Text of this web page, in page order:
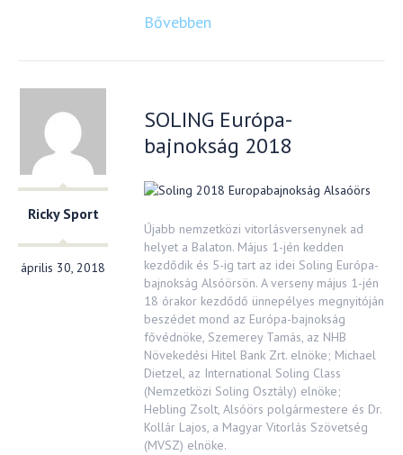
Bővebben
Ricky Sport
április 30, 2018
SOLING Európa-
bajnokság 2018
Újabb nemzetközi vitorlásversenynek ad
helyet a Balaton. Május 1-jén kedden
kezdődik és 5-ig tart az idei Soling Európa-
bajnokság Alsóörsön. A verseny május 1-jén
18 órakor kezdődő ünnepélyes megnyitóján
beszédet mond az Európa-bajnokság
fővédnöke, Szemerey Tamás, az NHB
Növekedési Hitel Bank Zrt. elnöke; Michael
Dietzel, az International Soling Class
(Nemzetközi Soling Osztály) elnöke;
Hebling Zsolt, Alsóörs polgármestere és Dr.
Kollár Lajos, a Magyar Vitorlás Szövetség
(MVSZ) elnöke.